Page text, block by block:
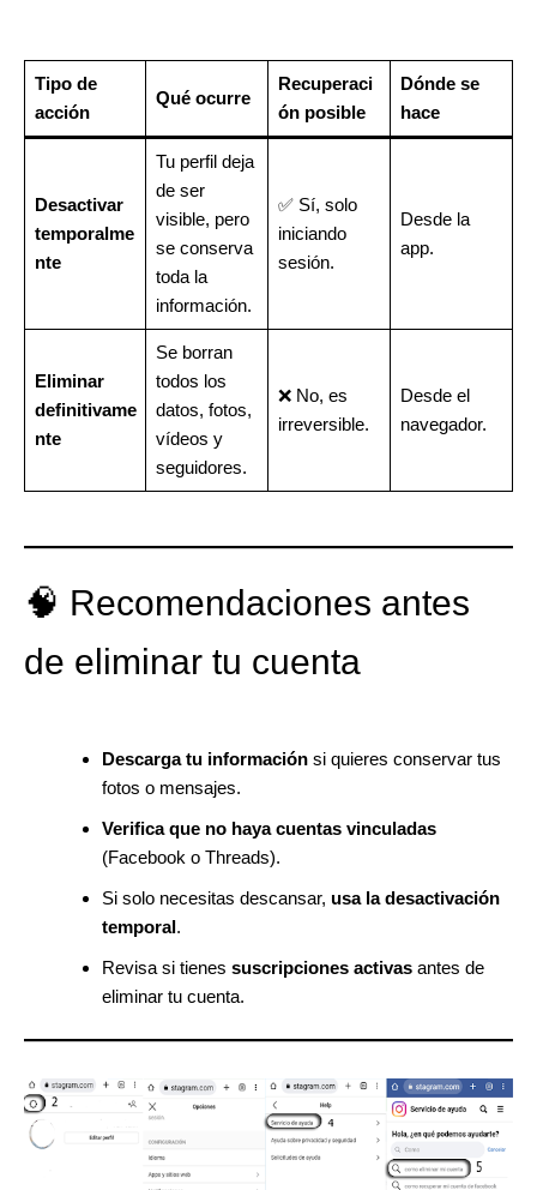
Tipo de
acción
Qué ocurre
Recuperaci
ón posible
Dónde se
hace
Desactivar
temporalme
nte
Tu perfil deja
de ser
visible, pero
se conserva
toda la
información.
✅ Sí, solo
iniciando
sesión.
Desde la
app.
Eliminar
definitivame
nte
Se borran
todos los
datos, fotos,
vídeos y
seguidores.
❌ No, es
irreversible.
Desde el
navegador.
🧠 Recomendaciones antes
de eliminar tu cuenta
Descarga tu información si quieres conservar tus
fotos o mensajes.
Verifica que no haya cuentas vinculadas
(Facebook o Threads).
Si solo necesitas descansar, usa la desactivación
temporal .
Revisa si tienes suscripciones activas antes de
eliminar tu cuenta.